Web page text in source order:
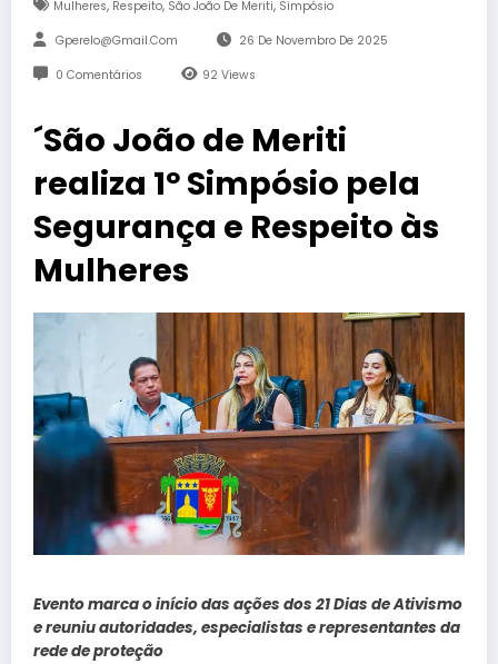
Mulheres, Respeito, São João De Meriti, Simpósio
Gperelo@gmail.com 26 De Novembro De 2025
0 Comentários 92 Views
´São João de Meriti
realiza 1º Simpósio pela
Segurança e Respeito às
Mulheres
Evento marca o início das ações dos 21 Dias de Ativismo
e reuniu autoridades, especialistas e representantes da
rede de proteção